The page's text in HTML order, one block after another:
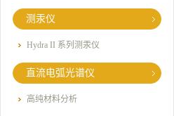
测汞仪
Hydra II 系列测汞仪
直流电弧光谱仪
高纯材料分析